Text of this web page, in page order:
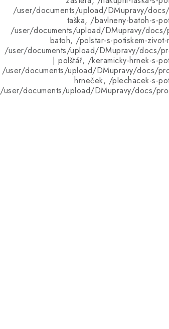
/user/documents/upload/DMupravy/
taška, /bavlneny-batoh-s-
/user/documents/upload/DMupravy/
batoh, /polstar-s-potiskem-
/user/documents/upload/DMupravy/docs/
| polštář, /keramicky-hrnek-s-
/user/documents/upload/DMupravy/docs/
hrneček, /plechacek-s-
/user/documents/upload/DMupravy/docs/